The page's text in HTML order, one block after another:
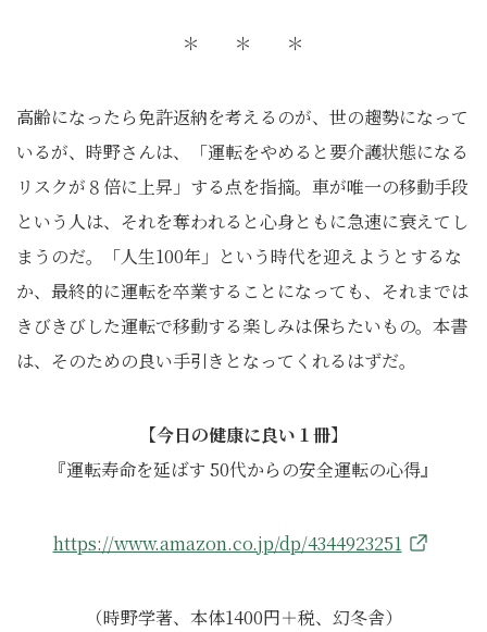
＊ ＊ ＊
高齢になったら免許返納を考えるのが、世の趨勢になって
いるが、時野さんは、「運転をやめると要介護状態になる
リスクが８倍に上昇」する点を指摘。車が唯一の移動手段
という人は、それを奪われると心身ともに急速に衰えてし
まうのだ。「人生100年」という時代を迎えようとするな
か、最終的に運転を卒業することになっても、それまでは
きびきびした運転で移動する楽しみは保ちたいもの。本書
は、そのための良い手引きとなってくれるはずだ。
【今日の健康に良い１冊】
『運転寿命を延ばす 50代からの安全運転の心得』
https://www.amazon.co.jp/dp/4344923251
（時野学著、本体1400円＋税、幻冬舎）